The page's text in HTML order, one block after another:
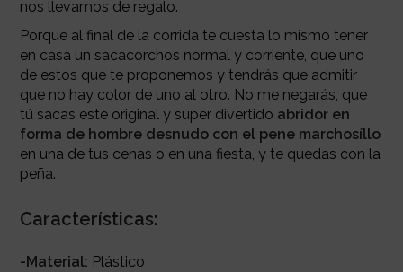
nos llevamos de regalo.
Porque al final de la corrida te cuesta lo mismo tener
en casa un sacacorchos normal y corriente, que uno
de estos que te proponemos y tendrás que admitir
que no hay color de uno al otro. No me negarás, que
tú sacas este original y super divertido abridor en
forma de hombre desnudo con el pene marchosíllo
en una de tus cenas o en una fiesta, y te quedas con la
peña.
Características:
-Material: Plástico